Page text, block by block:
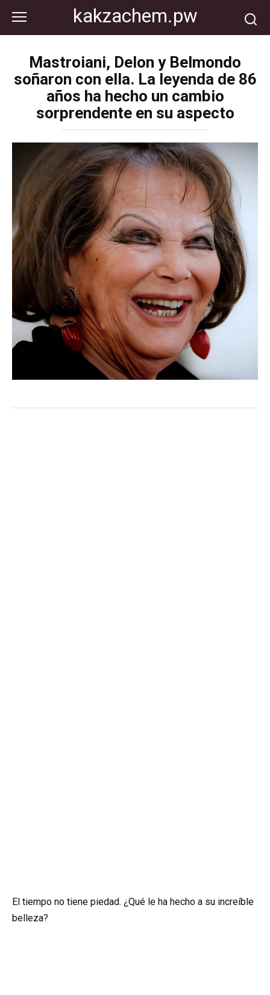
контенту
kakzachem.pw
Mastroiani, Delon y Belmondo
soñaron con ella. La leyenda de 86
años ha hecho un cambio
sorprendente en su aspecto
El tiempo no tiene piedad. ¿Qué le ha hecho a su increíble
belleza?